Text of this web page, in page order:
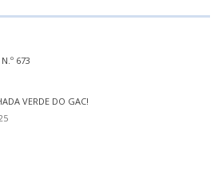
673
VERDE DO GAC!